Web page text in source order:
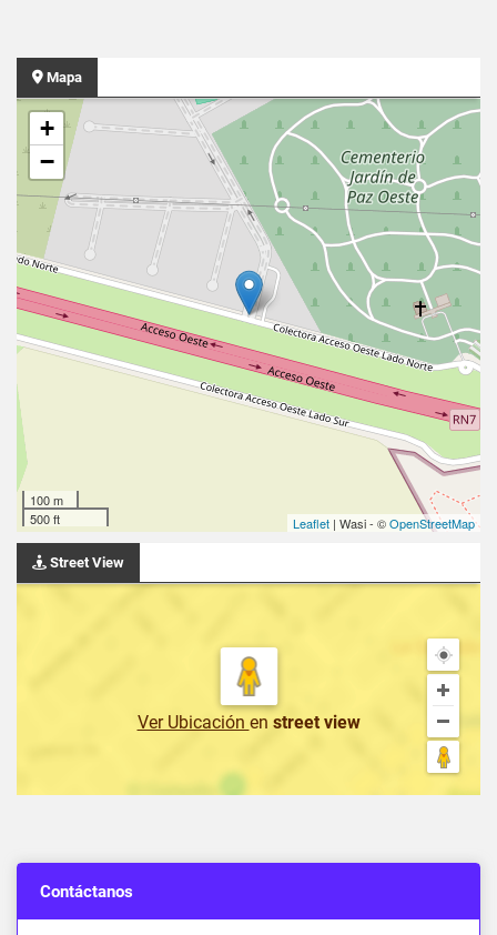
Mapa
+
−
100 m
500 ft
Leaflet | Wasi - ©OpenStreetMap
Street View
Ver Ubicación en street view
Contáctanos